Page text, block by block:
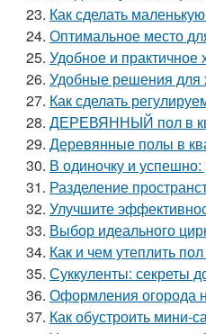
23. Как сделать
24. Оптимальное место
25. Удобное и практичное
26. Удобные решения для
27. Как сделать
28. ДЕРЕВЯННЫЙ пол в
29. Деревянные полы в
30. В одиночку и
31. Разделение
32. Улучшите
33. Выбор идеального
34. Как и чем утеплить
35. Суккуленты: секреты
36. Оформления огорода
37. Как обустроить мини-